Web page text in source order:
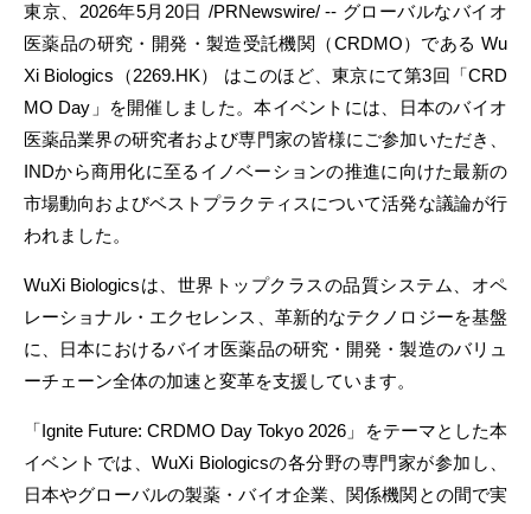
東京、2026年5月20日 /PRNewswire/ -- グローバルなバイオ
医薬品の研究・開発・製造受託機関（CRDMO）である Wu
Xi Biologics（2269.HK） はこのほど、東京にて第3回「CRD
MO Day」を開催しました。本イベントには、日本のバイオ
医薬品業界の研究者および専門家の皆様にご参加いただき、
INDから商用化に至るイノベーションの推進に向けた最新の
市場動向およびベストプラクティスについて活発な議論が行
われました。
WuXi Biologicsは、世界トップクラスの品質システム、オペ
レーショナル・エクセレンス、革新的なテクノロジーを基盤
に、日本におけるバイオ医薬品の研究・開発・製造のバリュ
ーチェーン全体の加速と変革を支援しています。
「Ignite Future: CRDMO Day Tokyo 2026」をテーマとした本
イベントでは、WuXi Biologicsの各分野の専門家が参加し、
日本やグローバルの製薬・バイオ企業、関係機関との間で実